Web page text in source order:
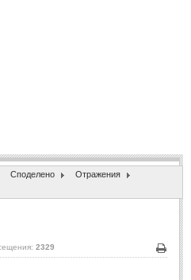
(28)
(7)
Споделено
Отражения
Печат
2329